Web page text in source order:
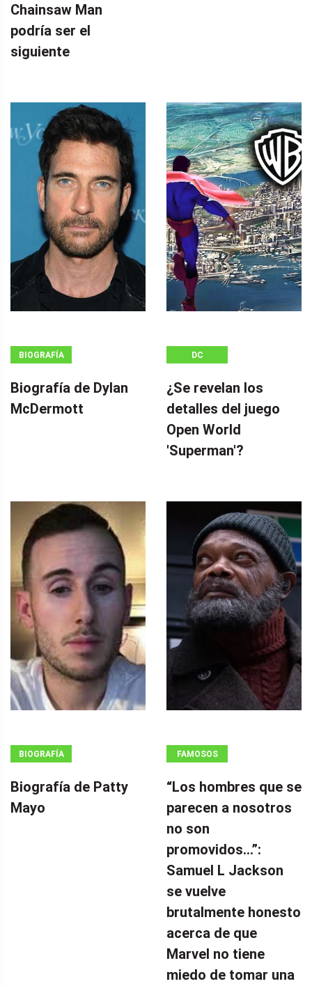
Chainsaw Man
podría ser el
siguiente
BIOGRAFÍA
Biografía de Dylan
McDermott
DC
¿Se revelan los
detalles del juego
Open World
'Superman'?
BIOGRAFÍA
Biografía de Patty
Mayo
FAMOSOS
“Los hombres que se
parecen a nosotros
no son
promovidos…”:
Samuel L Jackson
se vuelve
brutalmente honesto
acerca de que
Marvel no tiene
miedo de tomar una